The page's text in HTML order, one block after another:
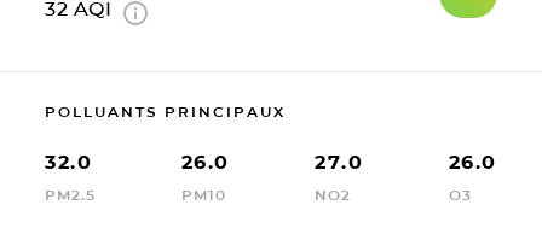
32 AQI
POLLUANTS PRINCIPAUX
32.0
PM2.5
26.0
PM10
27.0
NO2
26.0
O3